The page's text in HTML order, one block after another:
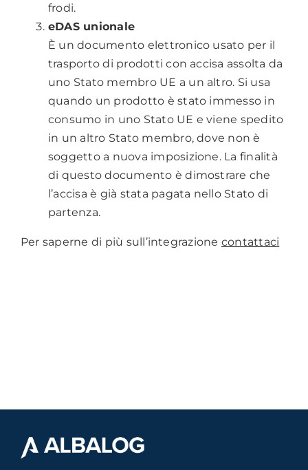
frodi.
eDAS unionale
È un documento elettronico usato per il
trasporto di prodotti con accisa assolta da
uno Stato membro UE a un altro. Si usa
quando un prodotto è stato immesso in
consumo in uno Stato UE e viene spedito
in un altro Stato membro, dove non è
soggetto a nuova imposizione. La finalità
di questo documento è dimostrare che
l’accisa è già stata pagata nello Stato di
partenza.
Per saperne di più sull’integrazione contattaci